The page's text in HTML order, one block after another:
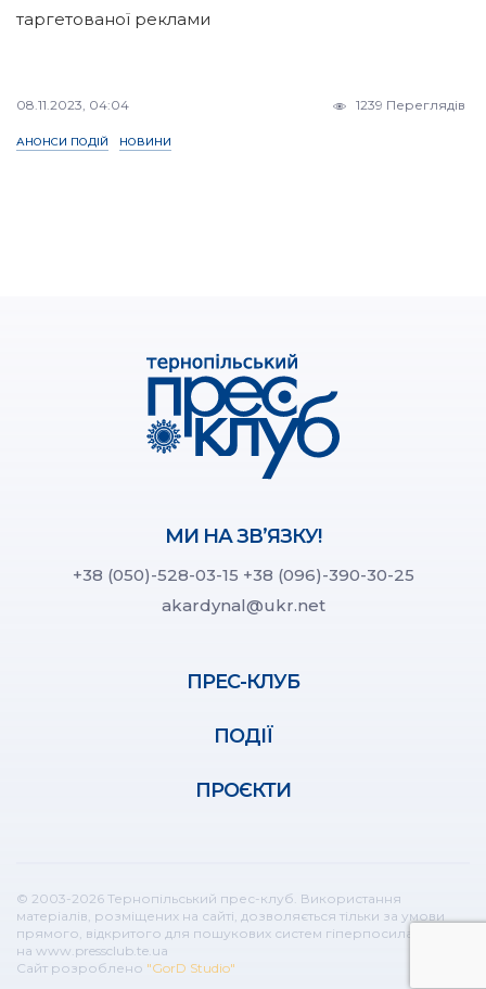
таргетованої реклами
08.11.2023, 04:04 1239 Переглядів
АНОНСИ ПОДІЙ НОВИНИ
МИ НА ЗВ’ЯЗКУ!
+38 (050)-528-03-15 +38 (096)-390-30-25
akardynal@ukr.net
ПРЕС-КЛУБ
ПОДІЇ
ПРОЄКТИ
© 2003-2026 Тернопільський прес-клуб. Використання
матеріалів, розміщених на сайті, дозволяється тільки за умови
прямого, відкритого для пошукових систем гіперпосилання
на www.pressclub.te.ua
Сайт розроблено "GorD Studio"